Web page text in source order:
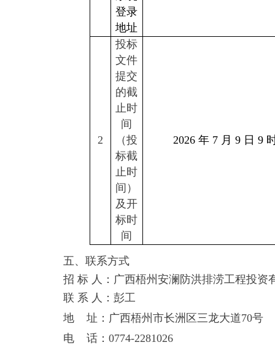
登录
地址
2
投标
文件
提交
的截
止时
间
（投
标截
止时
间）
及开
标时
间
2026 年 7 月 9 日 9
五、联系方式
招 标 人：广西梧州安澜防洪排涝工程投资
联 系 人：彭工
地 址：广西梧州市长洲区三龙大道70号
电 话：0774-2281026